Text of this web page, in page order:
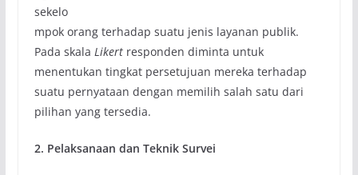
sekelo
mpok orang terhadap suatu jenis layanan publik.
Pada skala Likertresponden diminta untuk
menentukan tingkat persetujuan mereka terhadap
suatu pernyataan dengan memilih salah satu dari
pilihan yang tersedia.
2. Pelaksanaan dan Teknik Survei